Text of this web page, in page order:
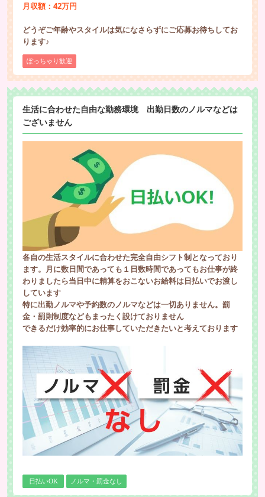
月収額：42万円
どうぞご年齢やスタイルは気になさらずにご応募お待ちしてお
ります♪
ぽっちゃり歓迎
生活に合わせた自由な勤務環境 出勤日数のノルマなどは
ございません
各自の生活スタイルに合わせた完全自由シフト制となっており
ます。月に数日間であっても１日数時間であってもお仕事が終
わりましたら当日中に精算をおこないお給料は日払いでお渡し
しています
特に出勤ノルマや予約数のノルマなどは一切ありません。罰
金・罰則制度などもまったく設けておりません
できるだけ効率的にお仕事していただきたいと考えております
日払いOK ノルマ・罰金なし